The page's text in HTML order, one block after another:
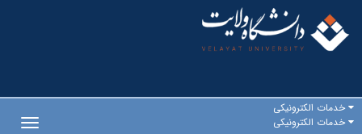
خدمات الکترونیکی
خدمات الکترونیکی